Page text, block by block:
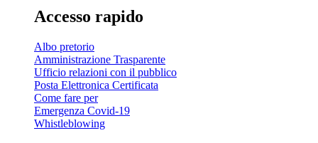
Accesso rapido
Albo pretorio
Amministrazione Trasparente
Ufficio relazioni con il pubblico
Posta Elettronica Certificata
Come fare per
Emergenza Covid-19
Whistleblowing